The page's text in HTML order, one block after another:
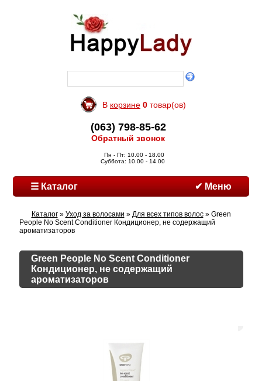
В корзине 0 товар(ов)
(063) 798-85-62
Обратный звонок
Пн - Пт: 10.00 - 18.00
Суббота: 10.00 - 14.00
☰ Каталог ✔ Меню
Каталог» Уход за волосами » Для всех типов волос» Green
People No Scent Conditioner Кондиционер, не содержащий
ароматизаторов
Green People No Scent Conditioner
Кондиционер, не содержащий
ароматизаторов